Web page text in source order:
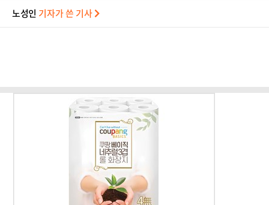
노성인 기자가 쓴 기사